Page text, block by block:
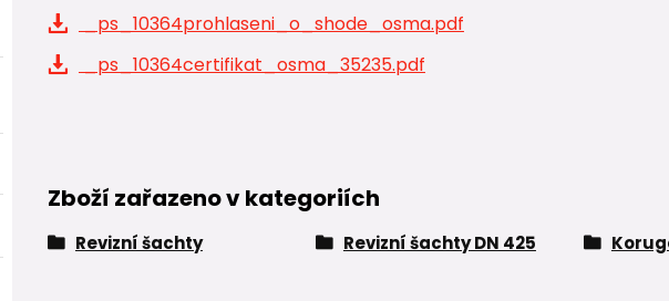
_ps_10364prohlaseni_o_shode_osma.pdf
_ps_10364certifikat_osma_35235.pdf
Zboží zařazeno v kategoriích
Revizní šachty Revizní šachty DN 425